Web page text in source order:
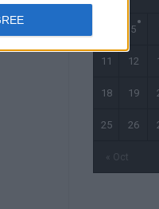
« Oct
5
11 12
18 19
25 26